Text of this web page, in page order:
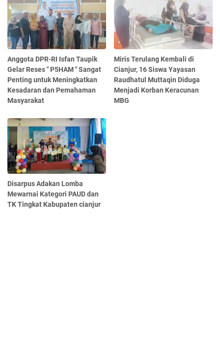
Anggota DPR-RI Isfan Taupik
Gelar Reses " P5HAM " Sangat
Penting untuk Meningkatkan
Kesadaran dan Pemahaman
Masyarakat
Miris Terulang Kembali di
Cianjur, 16 Siswa Yayasan
Raudhatul Muttaqin Diduga
Menjadi Korban Keracunan
MBG
Disarpus Adakan Lomba
Mewarnai Kategori PAUD dan
TK Tingkat Kabupaten cianjur